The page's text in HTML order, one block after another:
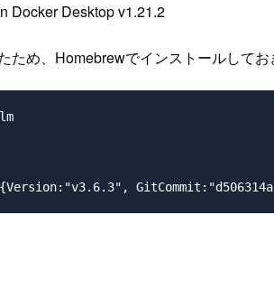
Docker Desktop v1.21.2
ため、Homebrewでインストールしてお